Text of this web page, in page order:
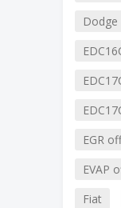
Dodge
EGR off
EVAP
Fiat